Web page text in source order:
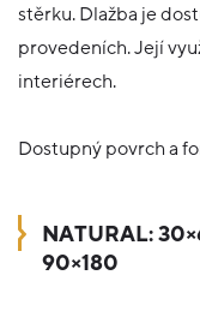
stěrku. Dlažba je
provedeních. Její
interiérech.
Dostupný povrch a
NATURAL:
90×180